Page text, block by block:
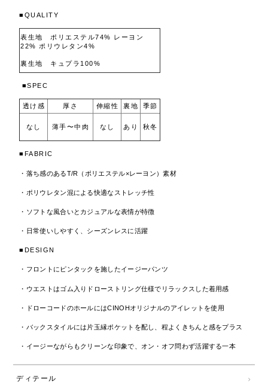
■QUALITY
表生地 ポリエステル74% レーヨン
22% ポリウレタン4%
裏生地 キュプラ100%
■SPEC
透け感 厚さ 伸縮性 裏地 季節
なし 薄手〜中肉 なし あり 秋冬
■FABRIC
・落ち感のあるT/R（ポリエステル×レーヨン）素材
・ポリウレタン混による快適なストレッチ性
・ソフトな風合いとカジュアルな表情が特徴
・日常使いしやすく、シーズンレスに活躍
■DESIGN
・フロントにピンタックを施したイージーパンツ
・ウエストはゴム入りドローストリング仕様でリラックスした着用感
・ドローコードのホールにはCINOHオリジナルのアイレットを使用
・バックスタイルには片玉縁ポケットを配し、程よくきちんと感をプラス
・イージーながらもクリーンな印象で、オン・オフ問わず活躍する一本
ディテール